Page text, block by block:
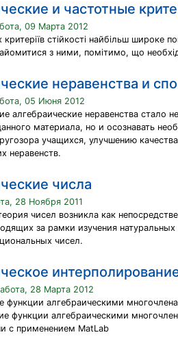
и частотные
09 Марта 2012
критеріїв стійкості найбільш широке
з ними, помітимо, що
неравенства и
05 Июня 2012
алгебраические неравенства
материала, но и осознавать
учащихся, улучшению
неравенств.
числа
28 Ноября 2011
чисел возникла как
за рамки изучения
чисел.
28 Марта 2012
функции алгебраическими
функции алгебраическими
с применением MatLab